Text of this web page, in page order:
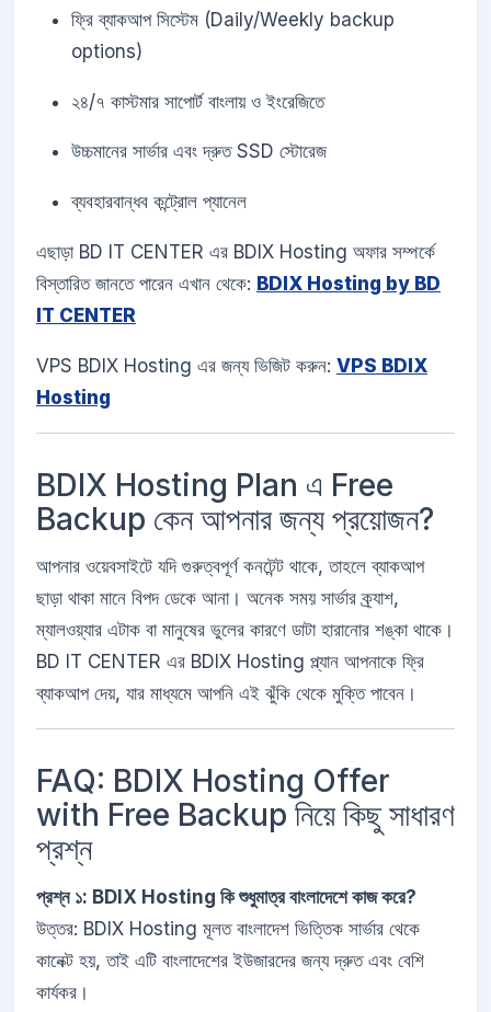
ফ্রি ব্যাকআপ সিস্টেম (Daily/Weekly backup
options)
২৪/৭ কাস্টমার সাপোর্ট বাংলায় ও ইংরেজিতে
উচ্চমানের সার্ভার এবং দ্রুত SSD স্টোরেজ
ব্যবহারবান্ধব কন্ট্রোল প্যানেল
এছাড়া BD IT CENTER এর BDIX Hosting অফার সম্পর্কে
বিস্তারিত জানতে পারেন এখান থেকে: BDIX Hosting by BD
IT CENTER
VPS BDIX Hosting এর জন্য ভিজিট করুন: VPS BDIX
Hosting
BDIX Hosting Plan এ Free
Backup কেন আপনার জন্য প্রয়োজন?
আপনার ওয়েবসাইটে যদি গুরুত্বপূর্ণ কনটেন্ট থাকে, তাহলে ব্যাকআপ
ছাড়া থাকা মানে বিপদ ডেকে আনা। অনেক সময় সার্ভার ক্র্যাশ,
ম্যালওয়্যার এটাক বা মানুষের ভুলের কারণে ডাটা হারানোর শঙ্কা থাকে।
BD IT CENTER এর BDIX Hosting প্ল্যান আপনাকে ফ্রি
ব্যাকআপ দেয়, যার মাধ্যমে আপনি এই ঝুঁকি থেকে মুক্তি পাবেন।
FAQ: BDIX Hosting Offer
with Free Backup নিয়ে কিছু সাধারণ
প্রশ্ন
প্রশ্ন ১: BDIX Hosting কি শুধুমাত্র বাংলাদেশে কাজ করে?
উত্তর: BDIX Hosting মূলত বাংলাদেশ ভিত্তিক সার্ভার থেকে
কানেক্ট হয়, তাই এটি বাংলাদেশের ইউজারদের জন্য দ্রুত এবং বেশি
কার্যকর।